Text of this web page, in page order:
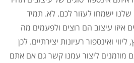
ישמחו לעזור לכם. לא. תמיד
איזו עיצוב הם רוצים ולפעמים מה
ואינספור רעיונות יצירתיים. לכן
מוזמנים ליצור עמנו קשר גם אם אתם